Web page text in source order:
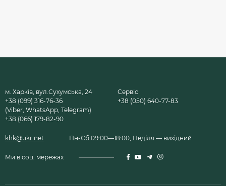
м. Харків, вул.Сухумська, 24
+38 (099) 316-76-36
(Viber, WhatsApp, Telegram)
+38 (066) 179-82-90
Сервіс
+38 (050) 640-77-83
khk@ukr.net Пн-Сб 09:00—18:00, Неділя — вихідний
Ми в соц. мережах